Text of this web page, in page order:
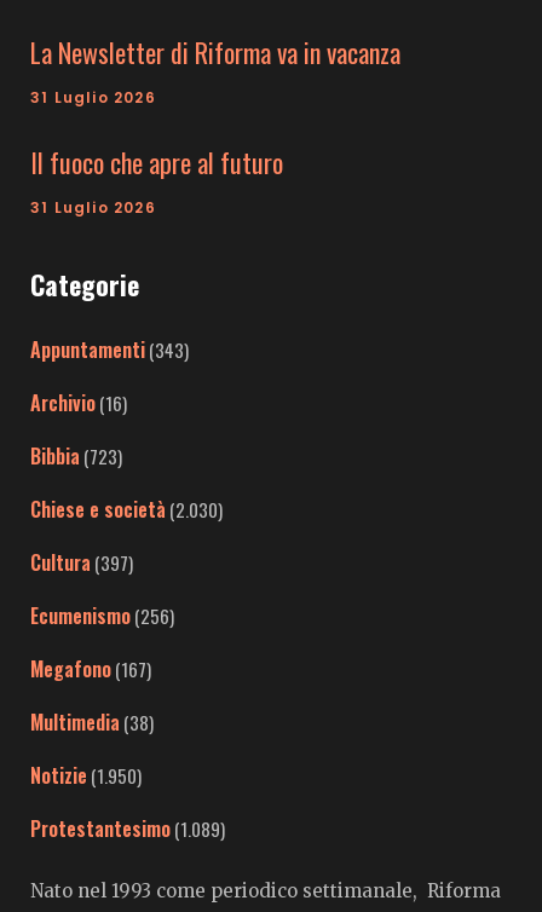
La Newsletter di Riforma va in vacanza
31 Luglio 2026
Il fuoco che apre al futuro
31 Luglio 2026
Categorie
Appuntamenti(343)
Archivio(16)
Bibbia (723)
Chiese e società (2.030)
Cultura (397)
Ecumenismo(256)
Megafono(167)
Multimedia (38)
Notizie (1.950)
Protestantesimo(1.089)
Nato nel 1993 come periodico settimanale, Riforma